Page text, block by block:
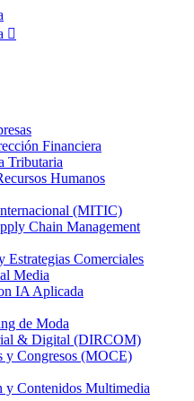
Financiera
Tributaria
Humanos
(MITIC)
Chain Management
Comerciales
Media
IA Aplicada
de Moda
& Digital (DIRCOM)
y Congresos (MOCE)
y Contenidos Multimedia